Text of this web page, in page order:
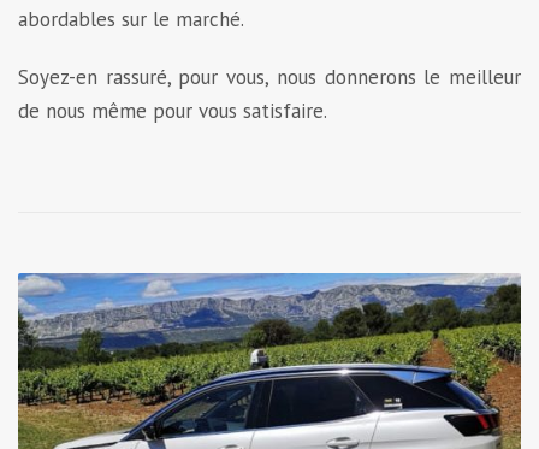
abordables sur le marché.
Soyez-en rassuré, pour vous, nous donnerons le meilleur
de nous même pour vous satisfaire.